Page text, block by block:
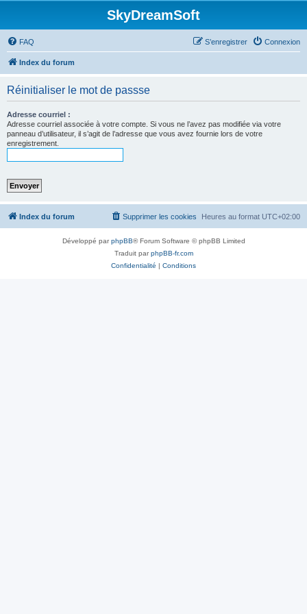
SkyDreamSoft
FAQ Connexion
S’enregistrer
Index du forum
Réinitialiser le mot de passse
Adresse courriel :
Adresse courriel associée à votre compte. Si vous ne l’avez pas modifiée via votre
panneau d’utilisateur, il s’agit de l’adresse que vous avez fournie lors de votre
enregistrement.
Index du forum Heures au format UTC+02:00
Supprimer les cookies
Développé parphpBB® Forum Software © phpBB Limited
Traduit parphpBB-fr.com
Confidentialité | Conditions